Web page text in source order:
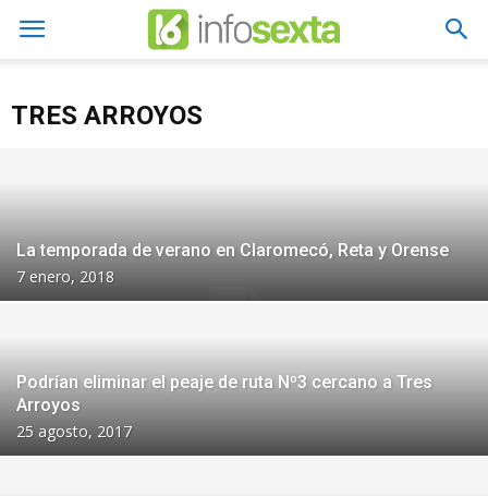
TRES ARROYOS
La temporada de verano en Claromecó, Reta y Orense
7 enero, 2018
Podrían eliminar el peaje de ruta Nº3 cercano a Tres
Arroyos
25 agosto, 2017